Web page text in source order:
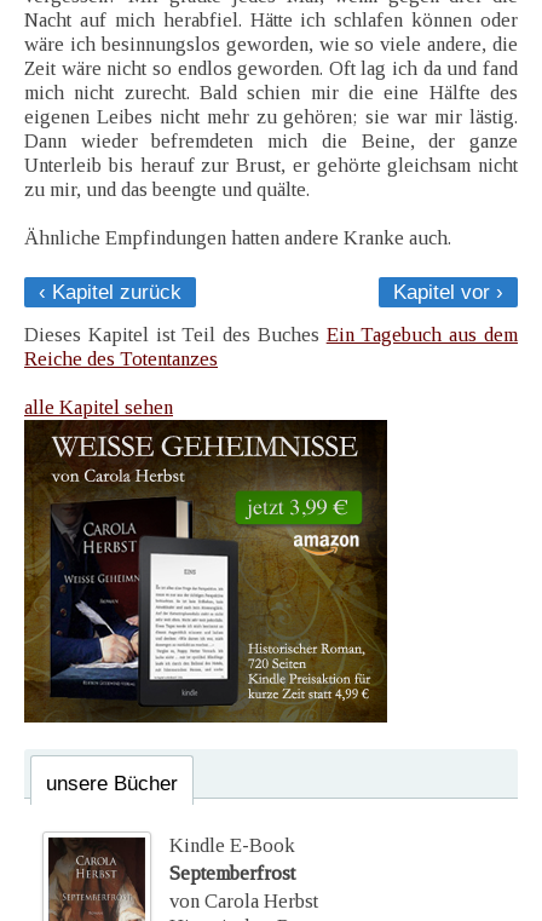
Nacht auf mich herabfiel. Hätte ich schlafen können oder
wäre ich besinnungslos geworden, wie so viele andere, die
Zeit wäre nicht so endlos geworden. Oft lag ich da und fand
mich nicht zurecht. Bald schien mir die eine Hälfte des
eigenen Leibes nicht mehr zu gehören; sie war mir lästig.
Dann wieder befremdeten mich die Beine, der ganze
Unterleib bis herauf zur Brust, er gehörte gleichsam nicht
zu mir, und das beengte und quälte.
Ähnliche Empfindungen hatten andere Kranke auch.
‹ Kapitel zurück
Kapitel vor ›
Dieses Kapitel ist Teil des Buches Ein Tagebuch aus dem
Reiche des Totentanzes
alle Kapitel sehen
unsere Bücher
Kindle E-Book
Septemberfrost
von Carola Herbst